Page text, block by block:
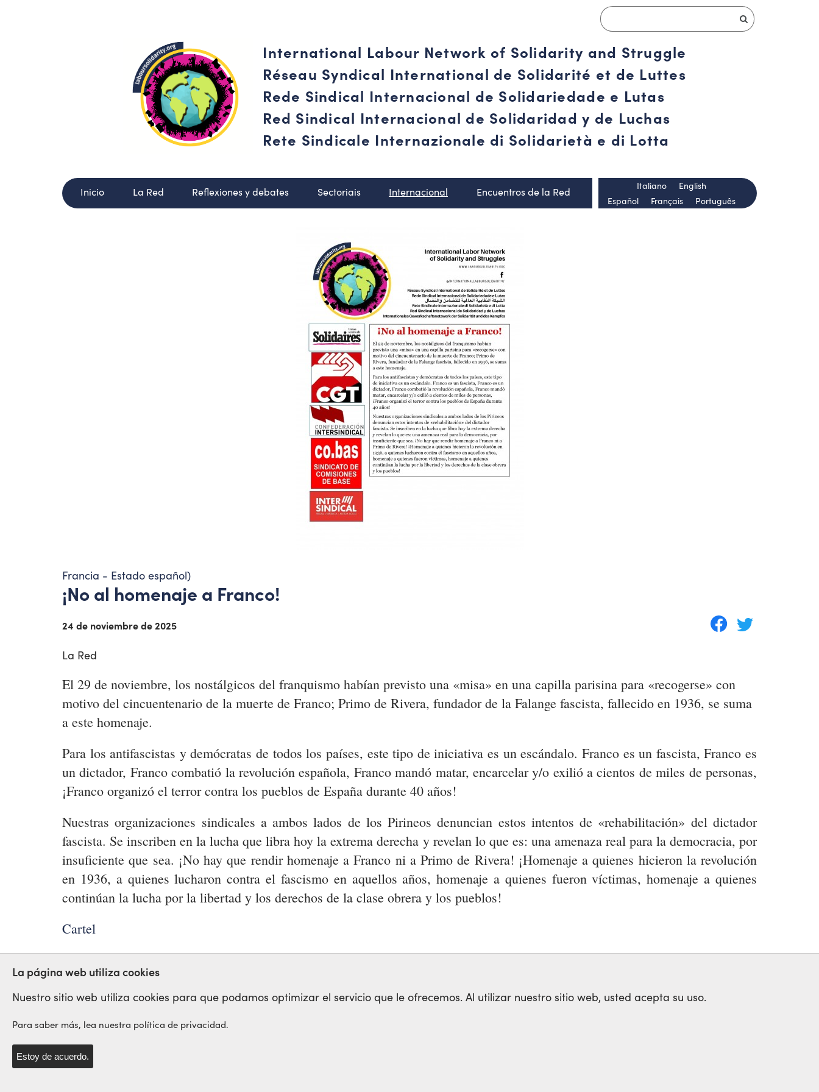
International Labour Network of Solidarity and Struggle
Réseau Syndical International de Solidarité et de Luttes
Rede Sindical Internacional de Solidariedade e Lutas
Red Sindical Internacional de Solidaridad y de Luchas
Rete Sindicale Internazionale di Solidarietà e di Lotta
Inicio La Red Reflexiones y debates Sectoriais Internacional Encuentros de la Red
Español Français Português
Italiano English
Francia - Estado español)
¡No al homenaje a Franco!
24 de noviembre de 2025
La Red
El 29 de noviembre, los nostálgicos del franquismo habían previsto una «misa» en una capilla parisina para «recogerse» con
motivo del cincuentenario de la muerte de Franco; Primo de Rivera, fundador de la Falange fascista, fallecido en 1936, se suma
a este homenaje.
Para los antifascistas y demócratas de todos los países, este tipo de iniciativa es un escándalo. Franco es un fascista, Franco es
un dictador, Franco combatió la revolución española, Franco mandó matar, encarcelar y/o exilió a cientos de miles de personas,
¡Franco organizó el terror contra los pueblos de España durante 40 años!
Nuestras organizaciones sindicales a ambos lados de los Pirineos denuncian estos intentos de «rehabilitación» del dictador
fascista. Se inscriben en la lucha que libra hoy la extrema derecha y revelan lo que es: una amenaza real para la democracia, por
insuficiente que sea. ¡No hay que rendir homenaje a Franco ni a Primo de Rivera! ¡Homenaje a quienes hicieron la revolución
en 1936, a quienes lucharon contra el fascismo en aquellos años, homenaje a quienes fueron víctimas, homenaje a quienes
continúan la lucha por la libertad y los derechos de la clase obrera y los pueblos!
Cartel
FRANCO ANTIFASCISTAS
Red Sindical Internacional
de Solidaridad y de Luchas
La página web utiliza cookies
Nuestro sitio web utiliza cookies para que podamos optimizar el servicio que le ofrecemos. Al utilizar nuestro sitio web, usted acepta su uso.
Para saber más, lea nuestra política de privacidad.
Estoy de acuerdo.